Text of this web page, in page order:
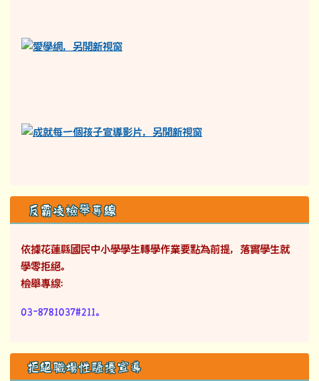
反霸凌檢舉專線
依據花蓮縣國民中小學學生轉學作業要點為前提，落實學生就
學零拒絕。
檢舉專線：
03-8781037#211。
拒絕職場性騷擾宣導